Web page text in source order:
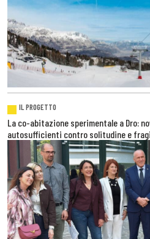
IL PROGETTO
La co-abitazione sperimentale a Dro:
autosufficienti contro solitudine e